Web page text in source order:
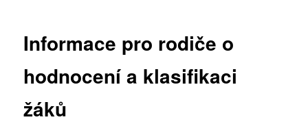
Informace pro rodiče o
hodnocení a klasifikaci
žáků